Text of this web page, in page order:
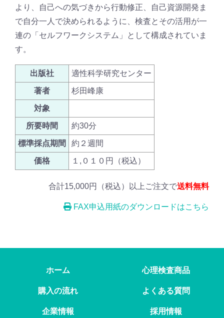
より、自己への気づきから行動修正、自己資源開発ま
で自分一人で決められるように、検査とその活用が一
連の「セルフワークシステム」として構成されていま
す。
出版社 適性科学研究センター
著者 杉田峰康
対象
所要時間 約30分
標準採点期間 約２週間
価格 １,０１０円（税込）
合計15,000円（税込）以上ご注文で送料無料
FAX申込用紙のダウンロードはこちら
ホーム 心理検査商品
購入の流れ よくある質問
企業情報 採用情報